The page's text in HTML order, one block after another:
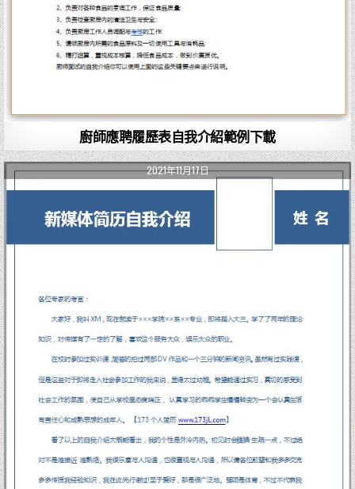
廚師應聘履歷表自我介紹範例下載
2021年11月17日